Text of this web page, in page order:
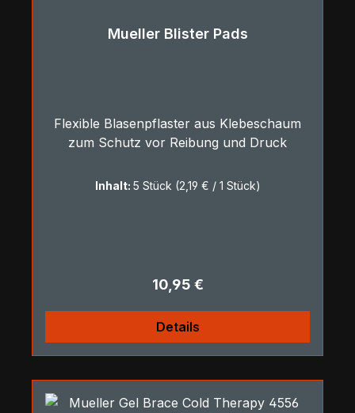
Mueller Blister Pads
Flexible Blasenpflaster aus Klebeschaum
zum Schutz vor Reibung und Druck
Inhalt: 5 Stück (2,19 € / 1 Stück)
Regulärer Preis:
10,95 €
Details